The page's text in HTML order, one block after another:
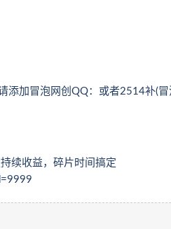
添加冒泡网创QQ：或者2514补(
续收益，碎片时间搞定